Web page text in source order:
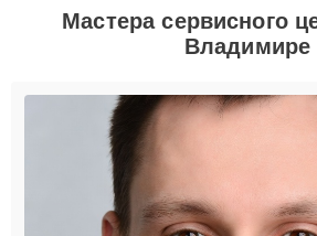
Мастера сервисного
Владимире